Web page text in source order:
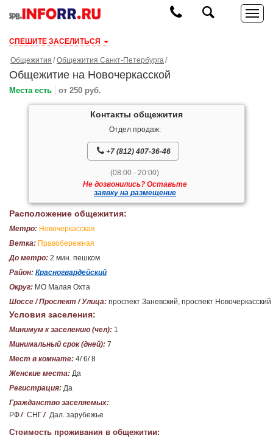
СПЕШИТЕ ЗАСЕЛИТЬСЯ
Общежития Общежития Санкт-Петербурга
Общежитие на Новочеркасской
Места есть от 250 руб.
Контакты общежития
Отдел продаж:
+7 (812) 407-36-46
(08:00 - 20:00)
Не дозвонились? Оставьте
заявку на размещение
Расположение общежития:
Метро: Новочеркасская
Ветка: Правобережная
До метро: 2 мин. пешком
Район: Красногвардейский
Округ: МО Малая Охта
Шоссе / Проспект / Улица: проспект Заневский, проспект Новочеркасский
Условия заселения:
Минимум к заселению (чел): 1
Минимальный срок (дней): 7
Мест в комнате: 4/ 6/ 8
Женские места: Да
Регистрация: Да
Гражданство заселяемых:
РФ/ СНГ/ Дал. зарубежье
Стоимость проживания в общежитии: